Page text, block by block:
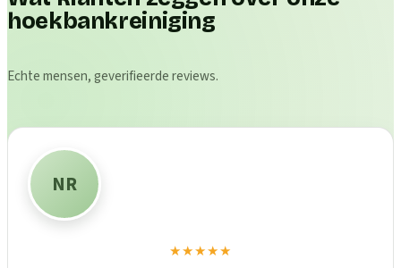
hoekbankreiniging
Echte mensen, geverifieerde reviews.
NR
★★★★★